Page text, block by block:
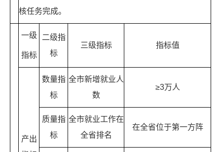
核任务完成。
一级
指标
二级指
标
三级指标 指标值
产出
数量指
标
全市新增就业人
数
≥3万人
质量指
标
全市就业工作在
全省排名
在全省位于第一方阵